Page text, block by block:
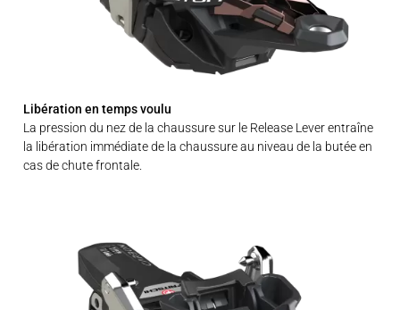
Libération en temps voulu
La pression du nez de la chaussure sur le Release Lever entraîne
la libération immédiate de la chaussure au niveau de la butée en
cas de chute frontale.